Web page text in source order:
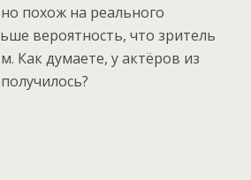
похож на реального
вероятность, что зритель
Как думаете, у актёров из